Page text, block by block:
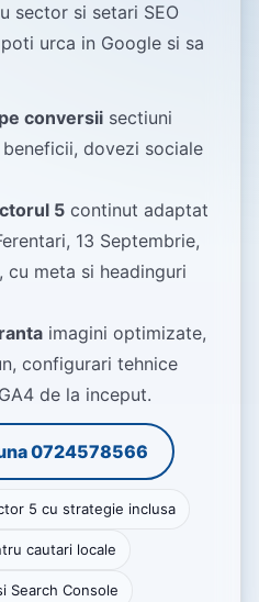
sector si setari SEO
urca in Google si sa
conversii sectiuni
dovezi sociale
5 continut adaptat
13 Septembrie,
cu meta si headinguri
imagini optimizate,
configurari tehnice
de la inceput.
0724578566
5 cu strategie inclusa
cautari locale
Search Console